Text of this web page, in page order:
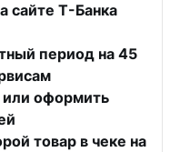
сайте Т-Банка
период на 45
или оформить
товар в чеке на